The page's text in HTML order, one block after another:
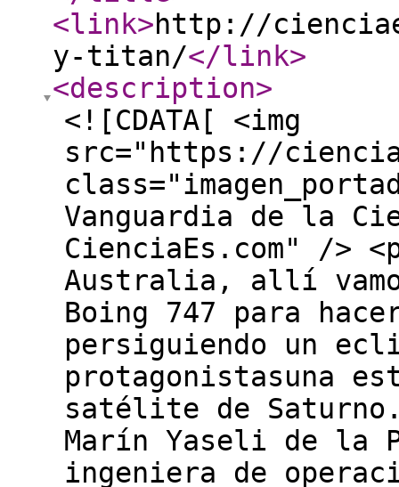
<link>http://
y-titan/</link>
<description>
<![CDATA[ <img
src="https://
Vanguardia de la
CienciaEs.com" />
Australia, allí
Boing 747 para
persiguiendo un
protagonistasuna
satélite de
Marín Yaseli de la
ingeniera de